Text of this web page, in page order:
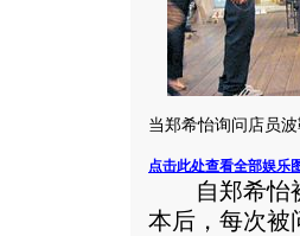
当郑希怡询问店员
点击此处查看全部娱乐
自郑希怡被
本后，每次被